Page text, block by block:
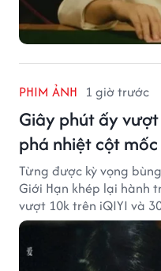
PHIM ẢNH 1 giờ trước
Giây phút ấy
phá nhiệt cột
Từng được kỳ vọng
Giới Hạn khép lại hành
vượt 10k trên iQIYI và